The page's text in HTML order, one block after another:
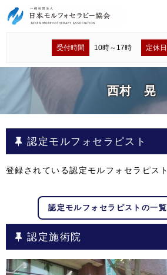
受付時間 10時～17時 定休日
西村 晃
認定モルフォセラピスト
登録されている認定モルフォセラピス
認定モルフォセラピストの一
認定施術院